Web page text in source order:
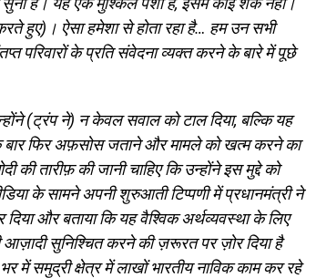
हुए)। ऐसा हमेशा से होता रहा है… हम उन सभी
परिवारों के प्रति संवेदना व्यक्त करने के बारे में पूछे
(ट्रंप ने) न केवल सवाल को टाल दिया, बल्कि यह
बार फिर अफ़सोस जताने और मामले को खत्म करने का
की तारीफ़ की जानी चाहिए कि उन्होंने इस मुद्दे को
के सामने अपनी शुरुआती टिप्पणी में प्रधानमंत्री ने
और बताया कि यह वैश्विक अर्थव्यवस्था के लिए
सुनिश्चित करने की ज़रूरत पर ज़ोर दिया है
में समुद्री क्षेत्र में लाखों भारतीय नाविक काम कर रहे